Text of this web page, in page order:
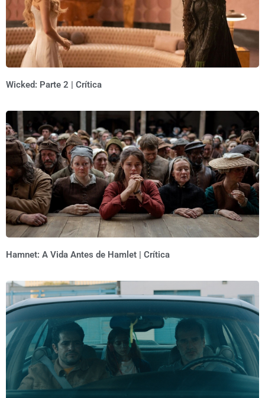
Wicked: Parte 2 | Crítica
Hamnet: A Vida Antes de Hamlet | Crítica